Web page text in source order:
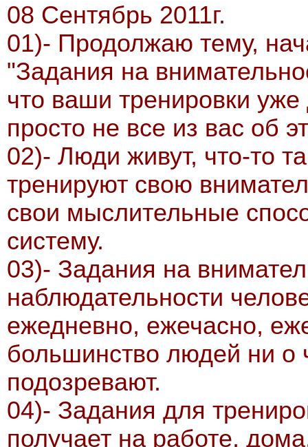
08 Сентябрь 2011г.
01)- Продолжаю тему,
"Задания на
что ваши тренировки
просто не все из вас об
02)- Люди живут, что-то
тренируют свою
свои мыслительные
систему.
03)- Задания на
наблюдательности
ежедневно, ежечасно,
большинство людей ни о
подозревают.
04)- Задания для
получает на работе,